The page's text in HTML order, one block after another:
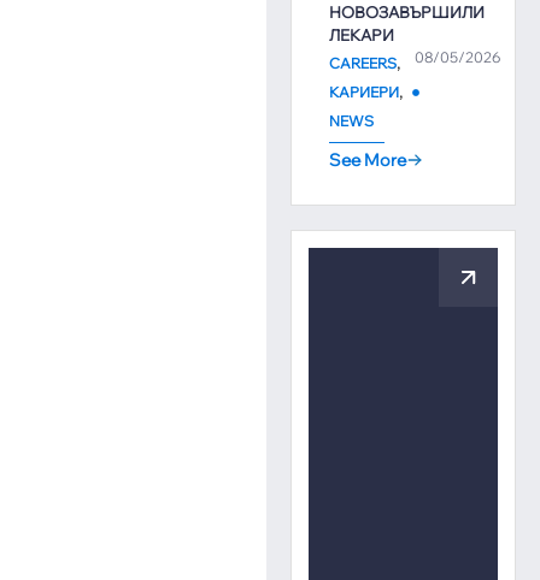
НОВОЗАВЪРШИЛИ
ЛЕКАРИ
08/05/2026
CAREERS,
КАРИЕРИ,
NEWS
See More